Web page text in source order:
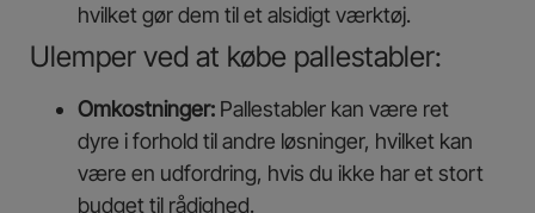
hvilket gør dem til et alsidigt værktøj.
Ulemper ved at købe pallestabler:
Omkostninger: Pallestabler kan være ret
dyre i forhold til andre løsninger, hvilket kan
være en udfordring, hvis du ikke har et stort
budget til rådighed.